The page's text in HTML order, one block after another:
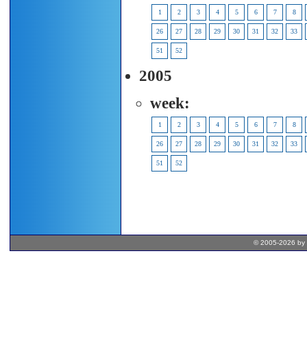
1 2 3 4 5 6 7 8
26 27 28 29 30 31 32 33
51 52
2005
week:
1 2 3 4 5 6 7 8
26 27 28 29 30 31 32 33
51 52
© 2005-2026 by